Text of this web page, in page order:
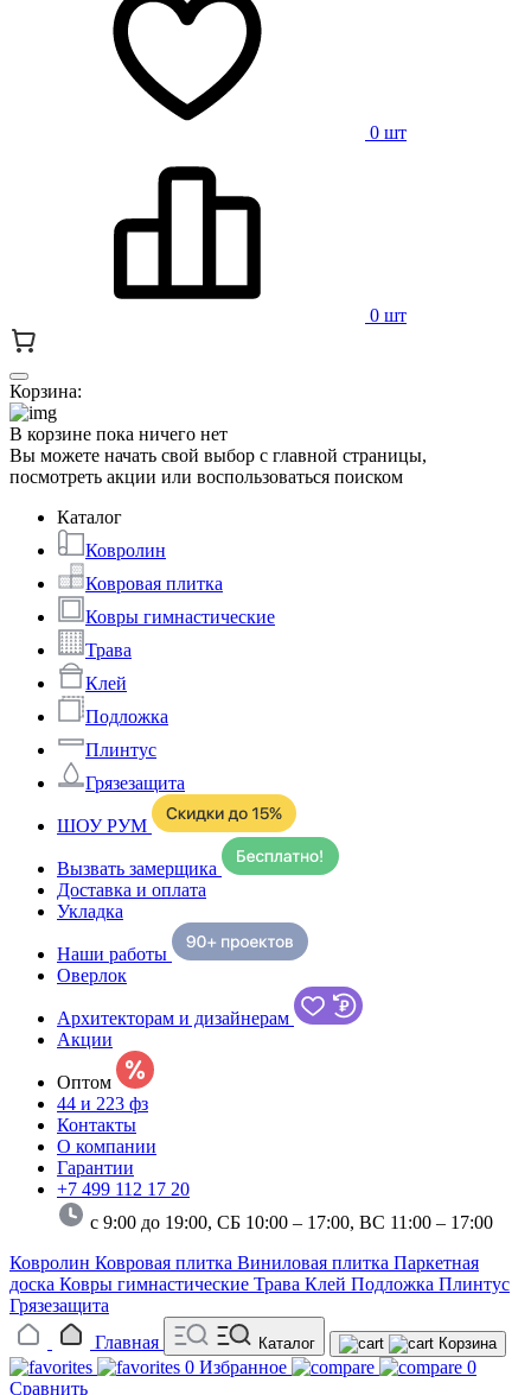
0 шт
0 шт
Корзина:
В корзине пока ничего нет
Вы можете начать свой выбор с главной страницы,
посмотреть акции или воспользоваться поиском
Каталог
Ковролин
Ковровая плитка
Ковры гимнастические
Трава
Клей
Подложка
Плинтус
Грязезащита
ШОУ РУМ
Вызвать замерщика
Доставка и оплата
Укладка
Наши работы
Оверлок
Архитекторам и дизайнерам
Акции
Оптом
44 и 223 фз
Контакты
О компании
Гарантии
+7 499 112 17 20
с 9:00 до 19:00, СБ 10:00 – 17:00, ВС 11:00 – 17:00
Ковролин Ковровая плитка Виниловая плитка Паркетная
доска Ковры гимнастические Трава Клей Подложка Плинтус
Грязезащита
Главная
Каталог Корзина
0 Избранное
0
Сравнить